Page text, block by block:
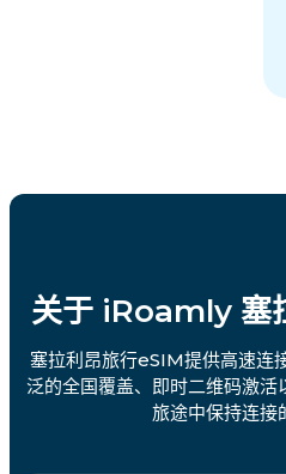
关于 iRoamly 塞
塞拉利昂旅行eSIM提供高速连
泛的全国覆盖、即时二维码激
旅途中保持连接